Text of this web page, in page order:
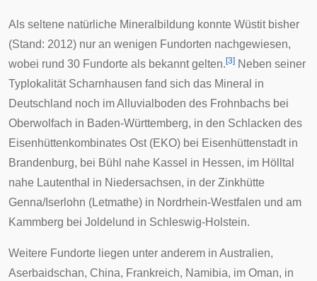
Als seltene natürliche Mineralbildung konnte Wüstit bisher
(Stand: 2012) nur an wenigen Fundorten nachgewiesen,
wobei rund 30 Fundorte als bekannt gelten. [3] Neben seiner
Typlokalität Scharnhausen fand sich das Mineral in
Deutschland noch imAlluvialboden des Frohnbachs bei
Oberwolfach in Baden-Württemberg, in den Schlacken des
Eisenhüttenkombinates Ost (EKO) bei Eisenhüttenstadtin
Brandenburg, bei Bühl nahe Kassel in Hessen, im Hölltal
nahe Lautenthal in Niedersachsen, in der Zinkhütte
Genna/Iserlohn (Letmathe) in Nordrhein-Westfalen und am
Kammberg bei Joldelund in Schleswig-Holstein.
Weitere Fundorte liegen unter anderem in Australien,
Aserbaidschan, China, Frankreich, Namibia, im Oman, in